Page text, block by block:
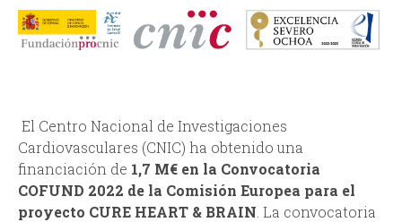
El Centro Nacional de Investigaciones
Cardiovasculares (CNIC) ha obtenido una
financiación de 1,7 M€ en la Convocatoria
COFUND 2022 de la Comisión Europea para el
proyecto CURE HEART & BRAIN . La convocatoria